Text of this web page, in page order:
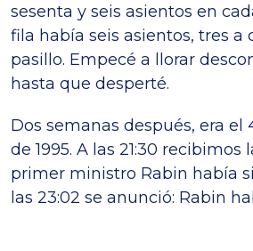
sesenta y seis asientos en
fila había seis asientos, tres a
pasillo. Empecé a llorar
hasta que desperté.
Dos semanas después, era el
de 1995. A las 21:30 recibimos
primer ministro Rabin había
las 23:02 se anunció: Rabin